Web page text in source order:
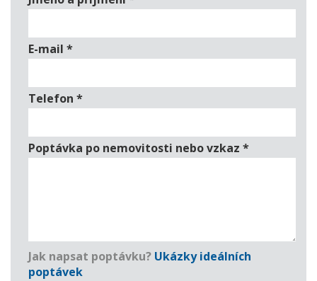
E-mail *
Telefon *
Poptávka po nemovitosti nebo vzkaz *
Jak napsat poptávku? Ukázky ideálních
poptávek